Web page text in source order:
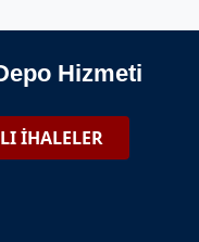
Hizmeti
İHALELER